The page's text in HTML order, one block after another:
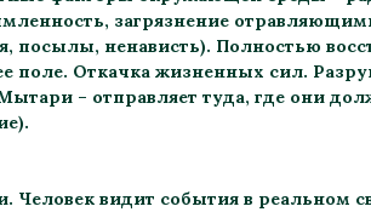
загрязнение
посылы, ненависть). Полностью
поле. Откачка жизненных сил.
– отправляет туда, где они
видит события в реальном